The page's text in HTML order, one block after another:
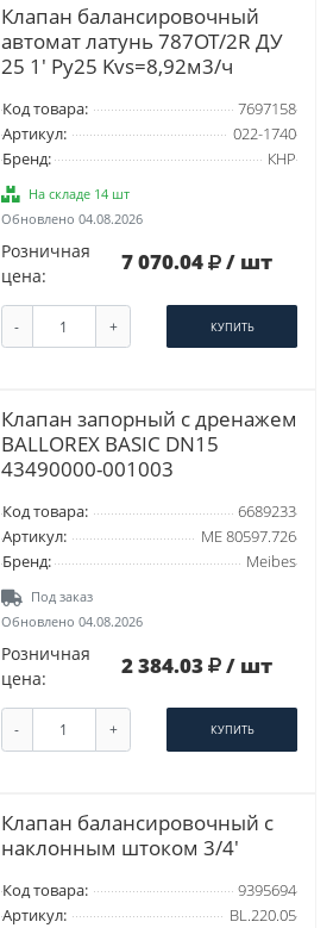
Клапан балансировочный
автомат латунь 787OT/2R ДУ
25 1' Ру25 Kvs=8,92м3/ч
Код товара:
7697158
Артикул:
022-1740
Бренд:
КНР
На складе 14 шт
Обновлено 04.08.2026
Розничная
цена:
7 070.04 / шт
- + КУПИТЬ
Клапан запорный с дренажем
BALLOREX BASIC DN15
43490000-001003
Код товара:
6689233
Артикул:
ME 80597.726
Бренд:
Meibes
Под заказ
Обновлено 04.08.2026
Розничная
цена:
2 384.03 / шт
- + КУПИТЬ
Клапан балансировочный с
наклонным штоком 3/4'
Код товара:
9395694
Артикул:
BL.220.05